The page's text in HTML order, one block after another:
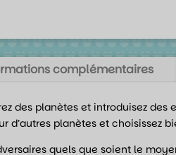
complémentaires
des planètes et introduisez
d’autres planètes et choisissez
quels que soient le